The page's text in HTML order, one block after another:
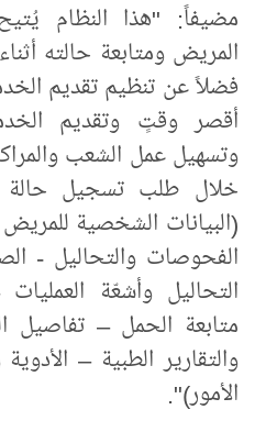
مضيفاً: "هذا النظام
المريض ومتابعة حالته
فضلاً عن تنظيم تقديم
أقصر وقتٍ وتقديم
وتسهيل عمل الشعب
خلال طلب تسجيل
(البيانات الشخصية
الفحوصات والتحاليل -
التحاليل وأشعّة
متابعة الحمل – تفاصيل
والتقارير الطبية –
الأمور)".